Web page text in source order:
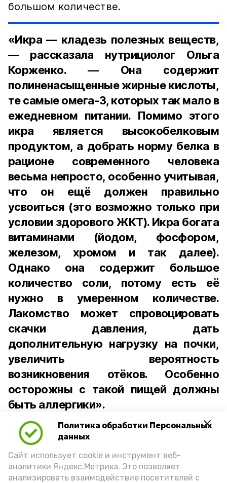
Политика обработки Персональных
данных
Сайт использует cookie и инструмент веб-
аналитики Яндекс.Метрика. Это позволяет
анализировать взаимодействие посетителей с
большом количестве.
«Икра — кладезь полезных веществ,
— рассказала нутрициолог Ольга
Корженко. — Она содержит
полиненасыщенные жирные кислоты,
те самые омега-3, которых так мало в
ежедневном питании. Помимо этого
икра является высокобелковым
продуктом, а добрать норму белка в
рационе современного человека
весьма непросто, особенно учитывая,
что он ещё должен правильно
усвоиться (это возможно только при
условии здорового ЖКТ). Икра богата
витаминами (йодом, фосфором,
железом, хромом и так далее).
Однако она содержит большое
количество соли, потому есть её
нужно в умеренном количестве.
Лакомство может спровоцировать
скачки давления, дать
дополнительную нагрузку на почки,
увеличить вероятность
возникновения отёков. Особенно
осторожны с такой пищей должны
быть аллергики».
Для взрослого человека безопасной
порцией икры считается 30-50 граммов
(2-3 ложки). При этом следует обратить
внимание на хлеб, с которым она